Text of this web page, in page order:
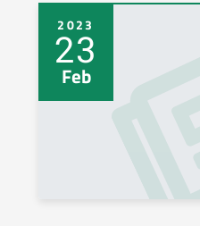
2023
23
Feb